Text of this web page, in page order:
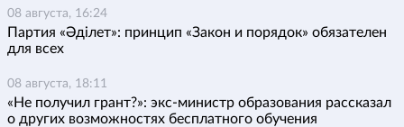
08 августа, 16:24
Партия «Әділет»: принцип «Закон и порядок» обязателен
для всех
08 августа, 18:11
«Не получил грант?»: экс-министр образования рассказал
о других возможностях бесплатного обучения